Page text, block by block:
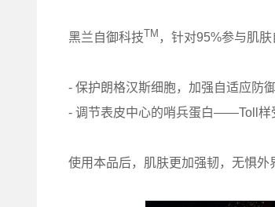
黑兰自御科技TM ，针对95%参与肌
- 保护朗格汉斯细胞，加强自适应防
- 调节表皮中心的哨兵蛋白——Toll样
使用本品后，肌肤更加强韧，无惧外